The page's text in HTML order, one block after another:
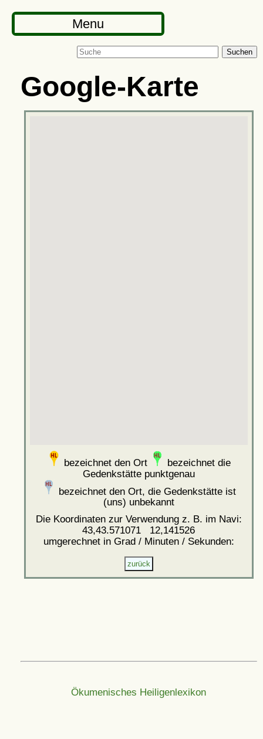
Menu
Suchen
Google-Karte
bezeichnet den Ort
bezeichnet die
Gedenkstätte punktgenau
bezeichnet den Ort, die Gedenkstätte ist
(uns) unbekannt
Die Koordinaten zur Verwendung z. B. im Navi:
43,43.571071 12,141526
umgerechnet in Grad / Minuten / Sekunden:
Ökumenisches Heiligenlexikon